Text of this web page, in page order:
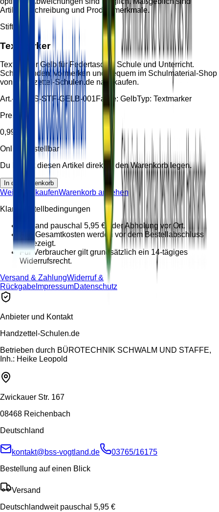
Artikelbeschreibung und Produktmerkmale.
Stifte
Textmarker
Textmarker Gelb für Federtasche, Schule und Unterricht.
Schnell finden, vormerken und bequem im Schulmaterial-Shop
von Handzettel-Schulen.de nachkaufen.
Art.-Nr.: HS-STF-GELB-001Farbe: GelbTyp: Textmarker
Preis
0,99 €
Online bestellbar
Du kannst diesen Artikel direkt in den Warenkorb legen.
In den Warenkorb
Weiter einkaufenWarenkorb ansehen
Klare Bestellbedingungen
Versand pauschal 5,95 € oder Abholung vor Ort.
Alle Gesamtkosten werden vor dem Bestellabschluss
angezeigt.
Für Verbraucher gilt grundsätzlich ein 14-tägiges
Widerrufsrecht.
Versand & ZahlungWiderruf &
Rückgabe ImpressumDatenschutz
Anbieter und Kontakt
Handzettel-Schulen.de
Betrieben durch BÜROTECHNIK SCHWALM UND STAFFE,
Inh.: Heike Leopold
Zwickauer Str. 167
08468 Reichenbach
Deutschland
kontakt@bss-vogtland.de
03765/16175
Bestellung auf einen Blick
Versand
Deutschlandweit pauschal 5,95 €